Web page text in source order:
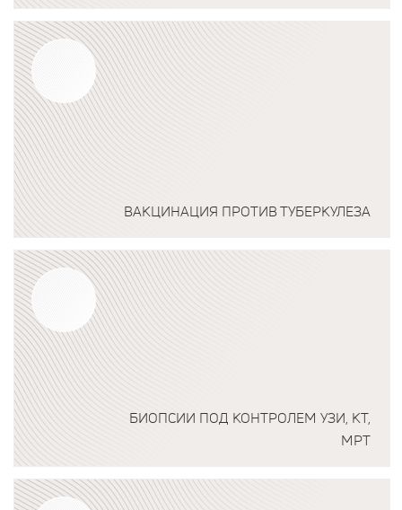
Подробнее о программе
ВАКЦИНАЦИЯ ПРОТИВ ТУБЕРКУЛЕЗА
Подробнее о программе
БИОПСИИ ПОД КОНТРОЛЕМ УЗИ, КТ,
МРТ
Подробнее о программе